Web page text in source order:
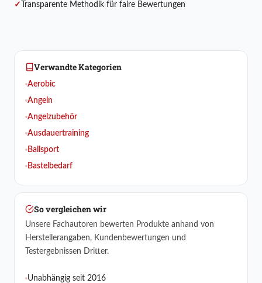
Transparente Methodik für faire Bewertungen
Verwandte Kategorien
Aerobic
Angeln
Angelzubehör
Ausdauertraining
Ballsport
Bastelbedarf
So vergleichen wir
Unsere Fachautoren bewerten Produkte anhand von
Herstellerangaben, Kundenbewertungen und
Testergebnissen Dritter.
Unabhängig seit 2016